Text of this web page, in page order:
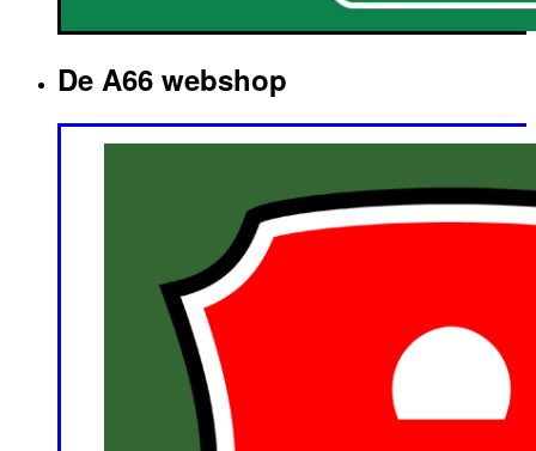
De A66 webshop